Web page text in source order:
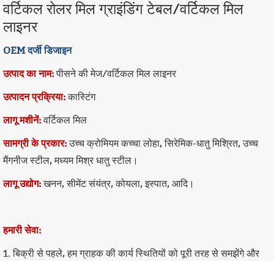
वर्टिकल रोलर मिल ग्राइंडिंग टेबल/वर्टिकल मिल
लाइनर
OEM दर्जी डिजाइन
उत्पाद का नाम:पीसने की मेज/वर्टिकल मिल लाइनर
उत्पादन प्रक्रिया:कास्टिंग
लागू मशीनें:वर्टिकल मिल
सामग्री के प्रकार:उच्च क्रोमियम कच्चा लोहा, सिरेमिक-धातु मिश्रित, उच्च
मैंगनीज स्टील, मध्यम मिश्र धातु स्टील।
लागू उद्योग:खनन, सीमेंट संयंत्र, कोयला, इस्पात, आदि।
हमारी सेवा:
1. बिक्री से पहले, हम ग्राहक की कार्य स्थितियों को पूरी तरह से समझेंगे और